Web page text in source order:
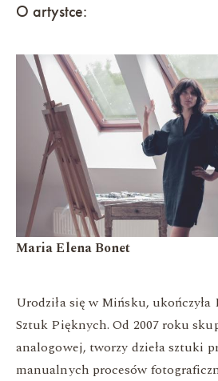
O artystce:
Maria Elena Bonet
Urodziła się w Mińsku, ukończyła
Sztuk Pięknych. Od 2007 roku
analogowej, tworzy dzieła sztuki
manualnych procesów